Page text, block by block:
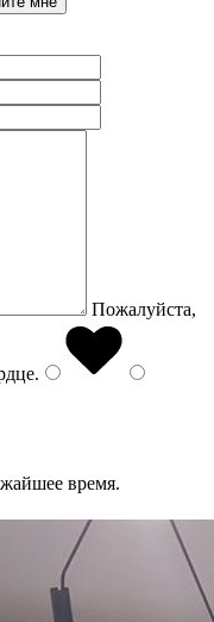
Пожалуйста,
.
время.